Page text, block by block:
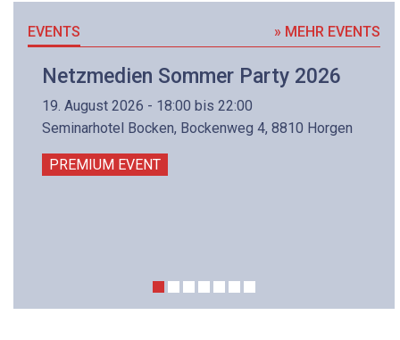
EVENTS » MEHR EVENTS
Netzmedien Sommer Party 2026
19. August 2026 - 18:00 bis 22:00
Seminarhotel Bocken, Bockenweg 4, 8810 Horgen
PREMIUM EVENT